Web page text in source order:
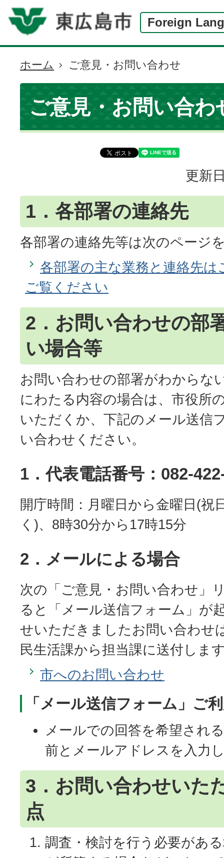
Foreign
現
在
位
置
ホーム ご意見・お問い合わせ
ご意見・お問い合わ
更新
1．各部署の連絡先
各部署の連絡先等は次のページ
各部署の主な業務と連絡先
ご覧ください
2．お問い合わせの部
い場合等
お問い合わせの部署がわからな
にわたる内容の場合は、市役所
いただくか、下記のメール送信
い合わせください。
1．代表電話番号：082-
開庁時間：月曜日から金曜日(祝
く)、8時30分から17時15分
2．メールによる場合
次の「ご意見・お問い合わせ」
ると「メール送信フォーム」が
せいただきましたお問い合わせ
民生活課から担当課に送付しま
市へのお問い合わせ
「メール送信フォーム」ご
メールでの回答を希望され
前とメールアドレスを入力
3．お問い合わせいた
点
調査・検討を行う必要があ